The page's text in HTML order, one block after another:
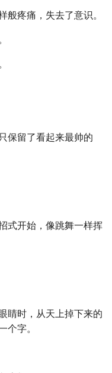
般疼痛，失去了意识。
保留了看起来最帅的
式开始，像跳舞一样挥
睛时，从天上掉下来的
个字。